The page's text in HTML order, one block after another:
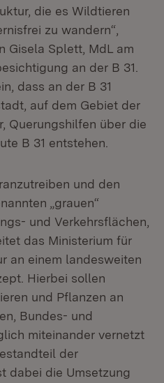
die es Wildtieren
zu wandern“,
Gisela Splett, MdL am
an der B 31.
dass an der B 31
auf dem Gebiet der
Querungshilfen über die
B 31 entstehen.
und den
„grauen“
und Verkehrsflächen,
das Ministerium für
an einem landesweiten
Hierbei sollen
und Pflanzen an
Bundes- und
miteinander vernetzt
der
dabei die Umsetzung